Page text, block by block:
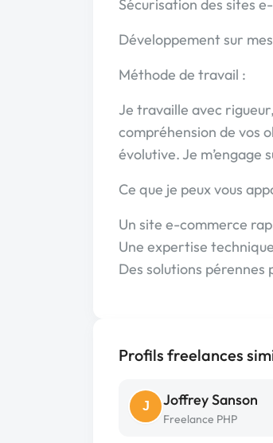
Sécurisation des sites
Développement sur
Méthode de travail :
Je travaille avec
compréhension de vos
évolutive. Je m’engage
Ce que je peux vous
Un site e-commerce
Une expertise
Des solutions pérennes
Profils freelances
J Joffrey Sanson
Freelance PHP